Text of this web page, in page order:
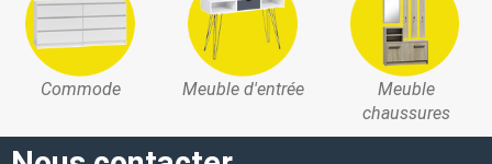
Commode Meuble d'entrée
Meuble
chaussures